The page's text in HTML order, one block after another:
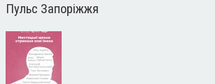
Пульс Запоріжжя